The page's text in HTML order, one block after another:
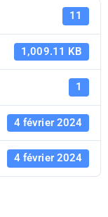
11
1,009.11 KB
1
4 février 2024
4 février 2024